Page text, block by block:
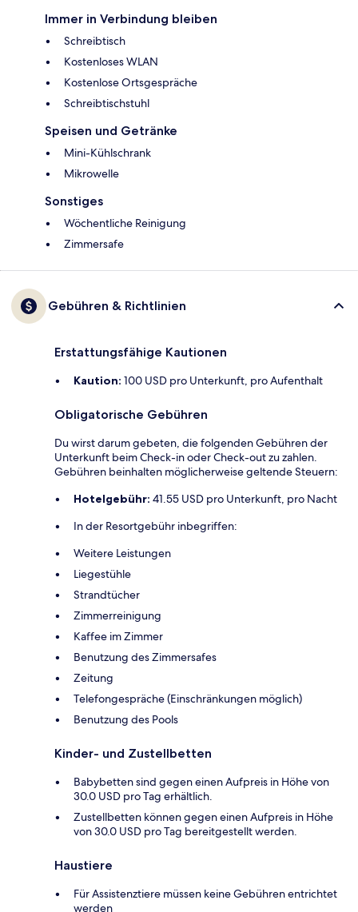
Immer in Verbindung bleiben
Schreibtisch
Kostenloses WLAN
Kostenlose Ortsgespräche
Schreibtischstuhl
Speisen und Getränke
Mini-Kühlschrank
Mikrowelle
Sonstiges
Wöchentliche Reinigung
Zimmersafe
Gebühren & Richtlinien
Erstattungsfähige Kautionen
Kaution: 100 USD pro Unterkunft, pro Aufenthalt
Obligatorische Gebühren
Du wirst darum gebeten, die folgenden Gebühren der
Unterkunft beim Check-in oder Check-out zu zahlen.
Gebühren beinhalten möglicherweise geltende Steuern:
Hotelgebühr: 41.55 USD pro Unterkunft, pro Nacht
In der Resortgebühr inbegriffen:
Weitere Leistungen
Liegestühle
Strandtücher
Zimmerreinigung
Kaffee im Zimmer
Benutzung des Zimmersafes
Zeitung
Telefongespräche (Einschränkungen möglich)
Benutzung des Pools
Kinder- und Zustellbetten
Babybetten sind gegen einen Aufpreis in Höhe von
30.0 USD pro Tag erhältlich.
Zustellbetten können gegen einen Aufpreis in Höhe
von 30.0 USD pro Tag bereitgestellt werden.
Haustiere
Für Assistenztiere müssen keine Gebühren entrichtet
werden